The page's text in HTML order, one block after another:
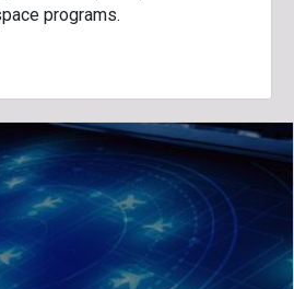
programs.